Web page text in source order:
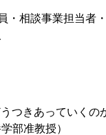
・相談事業担当者
きあっていくのか
部准教授）